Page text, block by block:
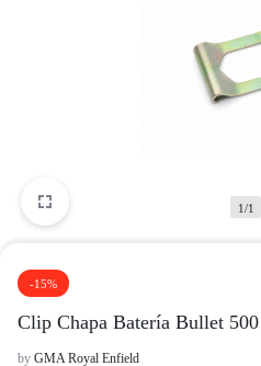
1/1
-15%
Clip Chapa Batería Bullet 500
by GMA Royal Enfield